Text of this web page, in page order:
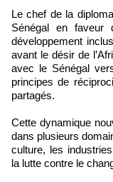
Le chef de la
Sénégal en faveur
développement
avant le désir de
avec le Sénégal
principes de
partagés.
Cette dynamique
dans plusieurs
culture, les
la lutte contre le